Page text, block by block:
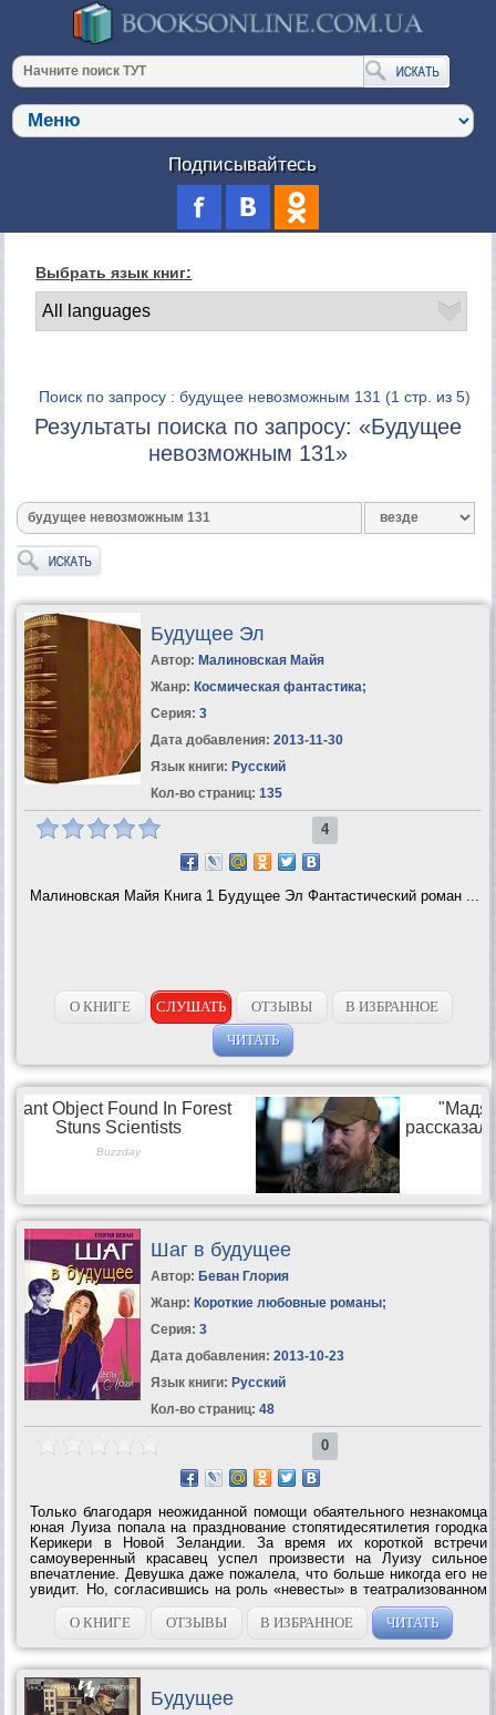
Подписывайтесь
Выбрать язык книг:
Поиск по запросу : будущее невозможным 131 (1 стр. из 5)
Результаты поиска по запросу: «Будущее
невозможным 131»
Будущее Эл
Автор: Малиновская Майя
Жанр: Космическая фантастика;
Серия: 3
Дата добавления: 2013-11-30
Язык книги: Русский
Кол-во страниц: 135
4
Малиновская Майя Книга 1 Будущее Эл Фантастический роман ...
О КНИГЕ СЛУШАТЬ ОТЗЫВЫ
В ИЗБРАННОЕ
ЧИТАТЬ
Шаг в будущее
Автор: Беван Глория
Жанр: Короткие любовные романы;
Серия: 3
Дата добавления: 2013-10-23
Язык книги: Русский
Кол-во страниц: 48
0
Только благодаря неожиданной помощи обаятельного незнакомца
юная Луиза попала на празднование стопятидесятилетия городка
Керикери в Новой Зеландии. За время их короткой встречи
самоуверенный красавец успел произвести на Луизу сильное
впечатление. Девушка даже пожалела, что больше никогда его не
увидит. Но, согласившись на роль «невесты» в театрализованном
представлении, Луиза с удивлением узнала, что жениха будет
играть ее...
О КНИГЕ ОТЗЫВЫ В ИЗБРАННОЕ ЧИТАТЬ
Будущее